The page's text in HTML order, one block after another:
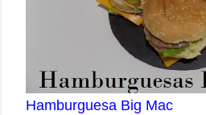
Hamburguesa Big Mac